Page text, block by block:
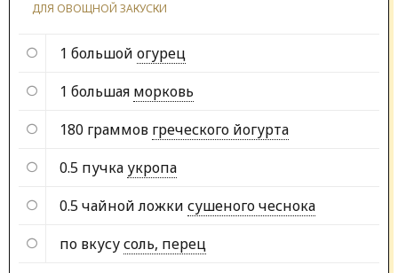
ДЛЯ ОВОЩНОЙ ЗАКУСКИ
1 большой огурец
1 большая морковь
180 граммов греческого йогурта
0.5 пучка укропа
0.5 чайной ложки сушеного чеснока
по вкусусоль, перец